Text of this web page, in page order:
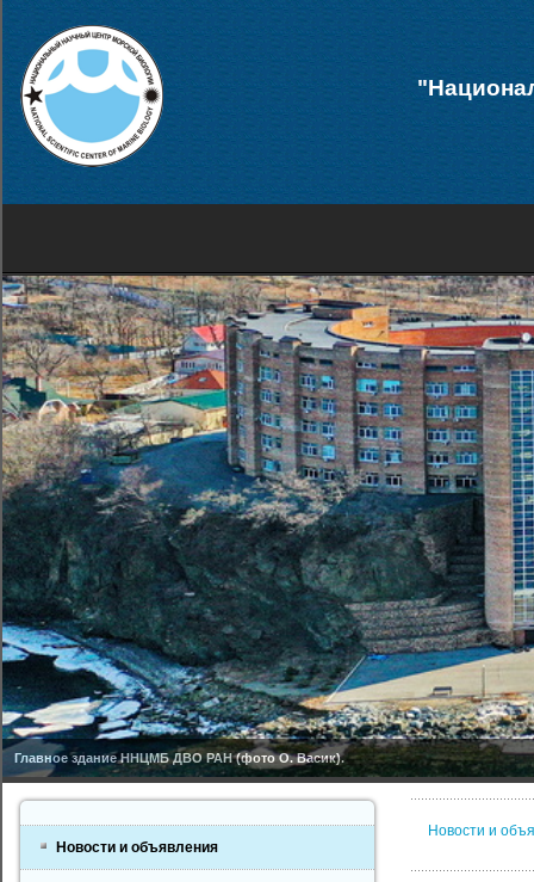
Главное здание ННЦМБ ДВО РАН (фото О. Васик).
Новости и
Новости и объявления